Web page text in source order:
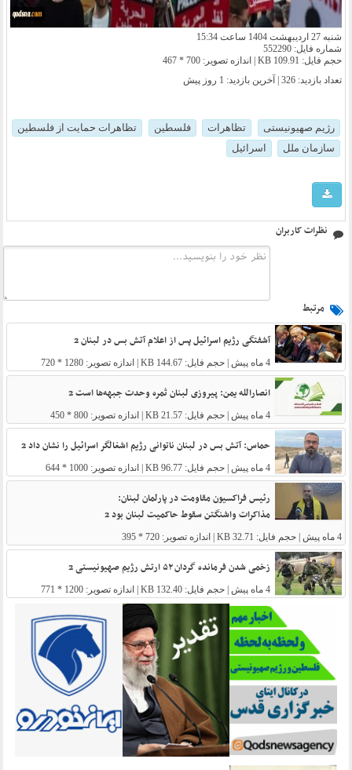
شنبه 27 اردیبهشت 1404 ساعت 15:34
شماره فایل: 552290
حجم فایل: 109.91 KB | اندازه تصویر: 700 * 467
تعداد بازدید: 326 | آخرین بازدید:
1 روز پیش
رژیم صهیونیستی تظاهرات فلسطین
تظاهرات حمایت از فلسطین
سازمان ملل
اسرائیل
نظرات کاربران
مرتبط
آشفتگی رژیم اسرائیل پس از اعلام آتش بس در لبنان 2
4 ماه پیش | حجم فایل: 144.67 KB | اندازه تصویر: 1280 * 720
انصارالله یمن: پیروزی لبنان ثمره وحدت جبهه‌ها است 2
4 ماه پیش | حجم فایل: 21.57 KB | اندازه تصویر: 800 * 450
حماس: آتش بس در لبنان ناتوانی رژیم اشغالگر اسرائیل را نشان داد 2
4 ماه پیش | حجم فایل: 96.77 KB | اندازه تصویر: 1000 * 644
رئیس فراکسیون مقاومت در پارلمان لبنان:
مذاکرات واشنگتن سقوط حاکمیت لبنان بود 2
4 ماه پیش | حجم فایل: 32.71 KB | اندازه تصویر: 720 * 395
زخمی شدن فرمانده گردان ۵۲ ارتش رژیم صهیونیستی 2
4 ماه پیش | حجم فایل: 132.40 KB | اندازه تصویر: 1200 * 771